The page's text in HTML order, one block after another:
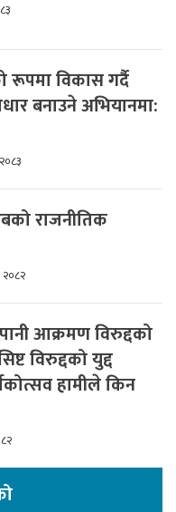
रूपमा विकास गर्दै
बनाउने अभियानमा:
राजनीतिक
आक्रमण विरुद्दको
विरुद्दको युद्द
हामीले किन